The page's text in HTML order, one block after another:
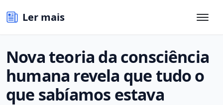
Ler mais
Nova teoria da consciência
humana revela que tudo o
que sabíamos estava